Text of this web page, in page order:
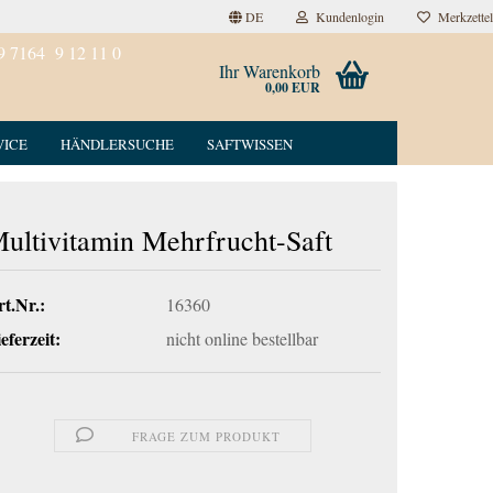
DE Kundenlogin Merkzettel
7164 9 12 11 0
Ihr Warenkorb
0,00 EUR
HÄNDLERSUCHE SAFTWISSEN
Mehrfrucht-Saft
16360
nicht online bestellbar
FRAGE ZUM PRODUKT